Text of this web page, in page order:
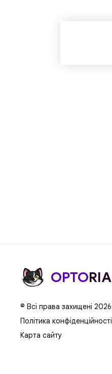
OPTORIA
© Всі права захищені 2026
Політика конфіденційності
Карта сайту